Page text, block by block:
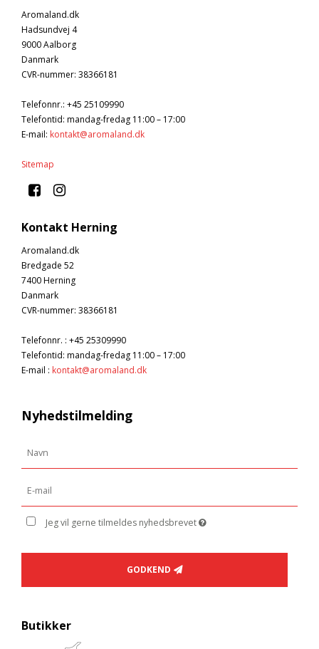
Tobak aroma
Tropisk aroma
Tyggegummi aroma
Mærker
DV Liquids
Fantastical
Hooligan
Ruffian
Squash Juice
Tilbehør
Emballage
Udstyr
Smørcreme
Frugtflæsk
Dessert
Aromaland.dk
Hadsundvej 4
9000 Aalborg
Danmark
CVR-nummer: 38366181
Telefonnr.: +45 25109990
Telefontid: mandag-fredag 11:00 – 17:00
E-mail: kontakt@aromaland.dk
Sitemap
Kontakt Herning
Aromaland.dk
Bredgade 52
7400 Herning
Danmark
CVR-nummer: 38366181
Telefonnr. : +45 25309990
Telefontid: mandag-fredag 11:00 – 17:00
E-mail : kontakt@aromaland.dk
Nyhedstilmelding
Jeg vil gerne tilmeldes nyhedsbrevet
GODKEND
Butikker